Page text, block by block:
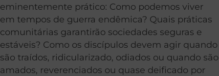
eminentemente prático: Como podemos viver
em tempos de guerra endêmica? Quais práticas
comunitárias garantirão sociedades seguras e
estáveis? Como os discípulos devem agir quando
são traídos, ridicularizado, odiados ou quando são
amados, reverenciados ou quase deificado por